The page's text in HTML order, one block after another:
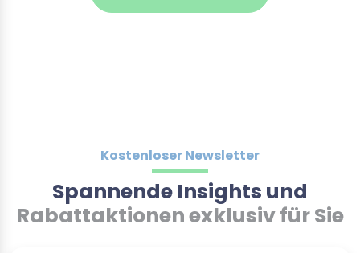
Kostenloser Newsletter
Spannende Insights und
Rabattaktionen exklusiv für Sie